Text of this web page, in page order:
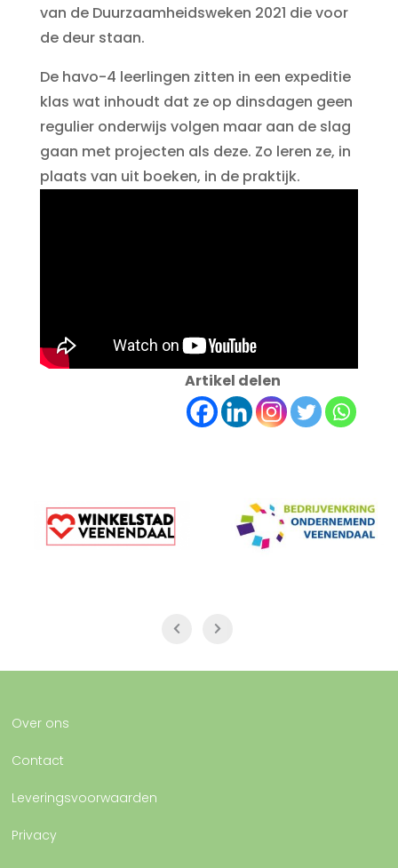
van de Duurzaamheidsweken 2021 die voor
de deur staan.
De havo-4 leerlingen zitten in een expeditie
klas wat inhoudt dat ze op dinsdagen geen
regulier onderwijs volgen maar aan de slag
gaan met projecten als deze. Zo leren ze, in
plaats van uit boeken, in de praktijk.
Artikel delen
Over ons
Contact
Leveringsvoorwaarden
Privacy